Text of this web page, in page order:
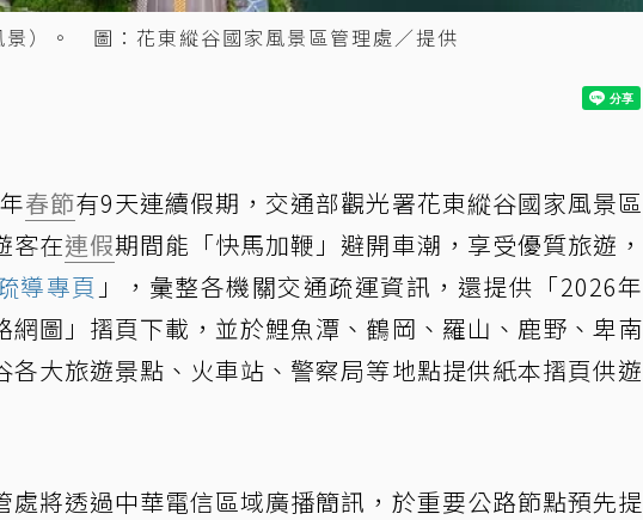
）。 圖：花東縱谷國家風景區管理處／提供
春節有9天連續假期，交通部觀光署花東縱谷國家風景區
客在連假期間能「快馬加鞭」避開車潮，享受優質旅遊，
導專頁 」，彙整各機關交通疏運資訊，還提供「2026年
網圖」摺頁下載，並於鯉魚潭、鶴岡、羅山、鹿野、卑南
各大旅遊景點、火車站、警察局等地點提供紙本摺頁供遊
處將透過中華電信區域廣播簡訊，於重要公路節點預先提